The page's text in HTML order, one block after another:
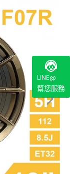
LINE@
幫您服務